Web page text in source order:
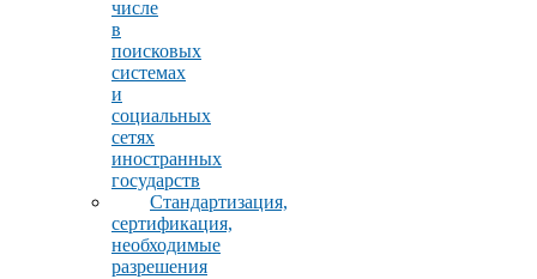
числе
в
поисковых
системах
и
социальных
сетях
иностранных
государств
Стандартизация,
сертификация,
необходимые
разрешения